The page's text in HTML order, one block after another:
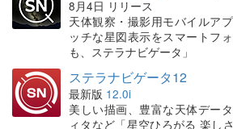
8月4日 リリース
天体観察・撮影用モバイルア
ッチな星図表示をスマートフ
も、ステラナビゲータ」
ステラナビゲータ12
最新版 12.0i
美しい描画、豊富な天体デー
ィタなど「星空ひろがる 楽し